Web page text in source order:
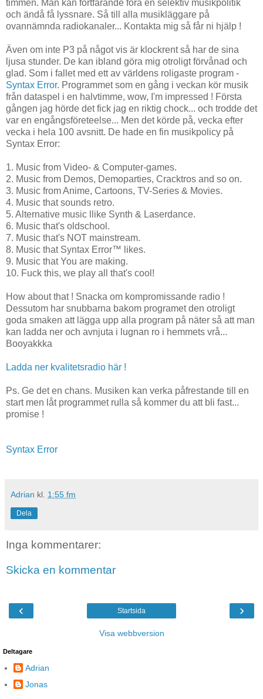
timmen. Man kan fortfarande föra en selektiv musikpolitik
och ändå få lyssnare. Så till alla musikläggare på
ovannämnda radiokanaler... Kontakta mig så får ni hjälp !
Även om inte P3 på något vis är klockrent så har de sina
ljusa stunder. De kan ibland göra mig otroligt förvånad och
glad. Som i fallet med ett av världens roligaste program -
Syntax Error. Programmet som en gång i veckan kör musik
från dataspel i en halvtimme, wow, I'm impressed ! Första
gången jag hörde det fick jag en riktig chock... och trodde det
var en engångsföreteelse... Men det körde på, vecka efter
vecka i hela 100 avsnitt. De hade en fin musikpolicy på
Syntax Error:
1. Music from Video- & Computer-games.
2. Music from Demos, Demoparties, Cracktros and so on.
3. Music from Anime, Cartoons, TV-Series & Movies.
4. Music that sounds retro.
5. Alternative music llike Synth & Laserdance.
6. Music that's oldschool.
7. Music that's NOT mainstream.
8. Music that Syntax Error™ likes.
9. Music that You are making.
10. Fuck this, we play all that's cool!
How about that ! Snacka om kompromissande radio !
Dessutom har snubbarna bakom programet den otroligt
goda smaken att lägga upp alla program på näter så att man
kan ladda ner och avnjuta i lugnan ro i hemmets vrå...
Booyakkka
Ladda ner kvalitetsradio här !
Ps. Ge det en chans. Musiken kan verka påfrestande till en
start men låt programmet rulla så kommer du att bli fast...
promise !
Syntax Error
Adrian kl. 1:55 fm
Dela
Inga kommentarer:
Skicka en kommentar
‹ ›
Startsida
Visa webbversion
Deltagare
Adrian
Jonas